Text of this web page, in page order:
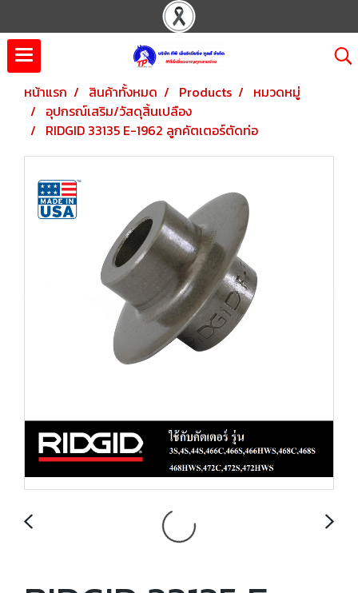
หน้าแรก สินค้าทั้งหมด Products
หมวดหมู่
อุปกรณ์เสริม/วัสดุสิ้นเปลือง
RIDGID 33135 E-1962 ลูกคัตเตอร์ตัดท่อ